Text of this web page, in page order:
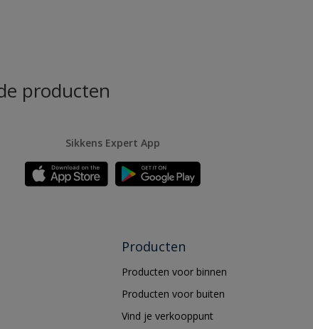
producten
Sikkens Expert App
Producten
Producten voor binnen
Producten voor buiten
Vind je verkooppunt